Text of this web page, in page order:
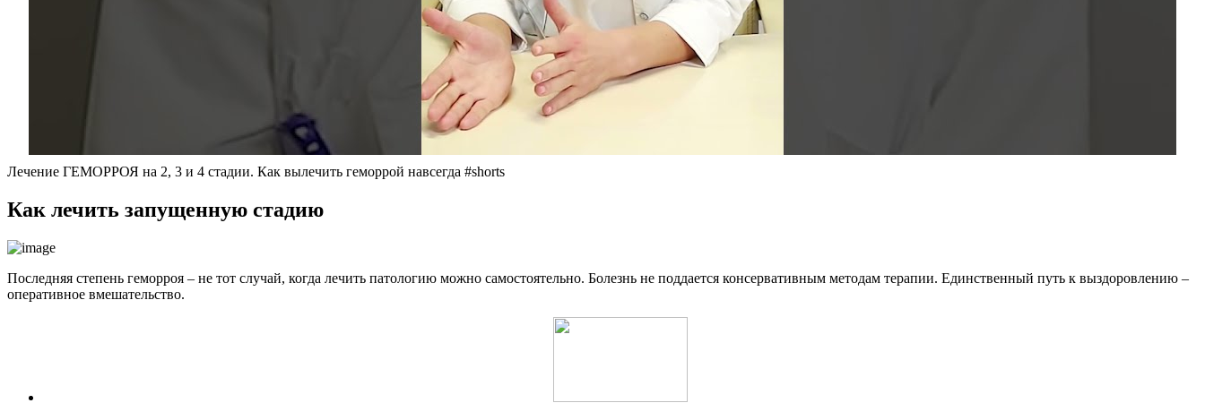
Лечение ГЕМОРРОЯ на 2, 3 и 4 стадии. Как вылечить геморрой навсегда #shorts
Как лечить запущенную стадию
Последняя степень геморроя – не тот случай, когда лечить патологию можно самостоятельно. Болезнь не поддается консервативным методам терапии. Единственный путь к выздоровлению –
оперативное вмешательство.